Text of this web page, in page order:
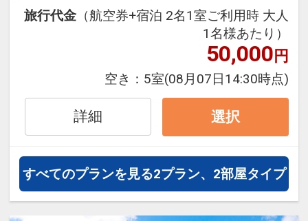
にも最適！
旅行期間中の1泊だけの宿泊や延
泊・飛び泊なども自由自在です。
フライトは、安心のJAL（または
JALグループ）確約！フライトマイ
ル50%貯まります。
オプションでレンタカーや現地交
通・体験プランなどの追加（同時予
約）が可能なプランもございます。
■ウェルカムドリンクでおもてな
旅行代金 （航空券+宿泊 2名1室ご利用時 大人
1名様あたり）
50,000円
空き： 5室(08月07日14:30時点)
詳細 選択
すべてのプランを見る2プラン、2部屋タイプ